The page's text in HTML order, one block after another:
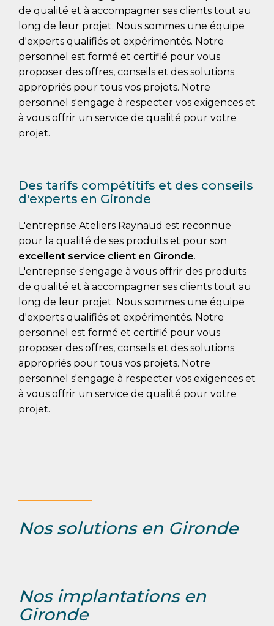
de qualité et à accompagner ses clients tout au
long de leur projet. Nous sommes une équipe
d'experts qualifiés et expérimentés. Notre
personnel est formé et certifié pour vous
proposer des offres, conseils et des solutions
appropriés pour tous vos projets. Notre
personnel s'engage à respecter vos exigences et
à vous offrir un service de qualité pour votre
projet.
Des tarifs compétitifs et des conseils
d'experts en Gironde
L'entreprise Ateliers Raynaud est reconnue
pour la qualité de ses produits et pour son
excellent service client en Gironde.
L'entreprise s'engage à vous offrir des produits
de qualité et à accompagner ses clients tout au
long de leur projet. Nous sommes une équipe
d'experts qualifiés et expérimentés. Notre
personnel est formé et certifié pour vous
proposer des offres, conseils et des solutions
appropriés pour tous vos projets. Notre
personnel s'engage à respecter vos exigences et
à vous offrir un service de qualité pour votre
projet.
Nos solutions en Gironde
Nos implantations en
Gironde